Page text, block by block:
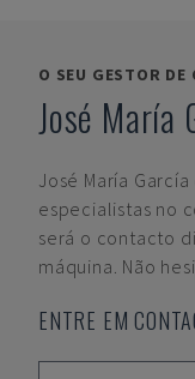
O SEU GESTOR DE
José María
José María García
especialistas no
será o contacto
máquina. Não
ENTRE EM